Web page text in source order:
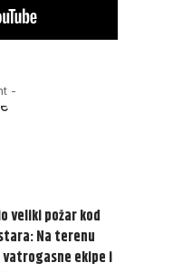
-
veliki požar kod
Na terenu
vatrogasne ekipe i